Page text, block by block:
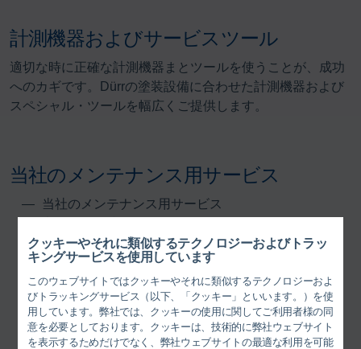
クッキーやそれに類似するテクノロジーおよびトラッ
キングサービスを使用しています
このウェブサイトではクッキーやそれに類似するテクノロジーおよ
びトラッキングサービス（以下、「クッキー」といいます。）を使
用しています。弊社では、クッキーの使用に関してご利用者様の同
意を必要としております。クッキーは、技術的に弊社ウェブサイト
を表示するためだけでなく、弊社ウェブサイトの最適な利用を可能
計測機器およびサービスツール
適切な時に正確な計測機器まとツールを使うことが、成功
へのカギです。Dürrの塗装設備に合わせた計測機器および
スペシャル・ツールを幅広くご提供します。
当社のメンテナンス用サービス
当社のメンテナンス用サービス
機械的および電気的なチェックアップ・サービス
サービス契約（メンテナンス、ホットライン）
製品の最適化、モニタリングとサポート
ご依頼に対応するお見積書の作成
現在稼働中工場の刷新と近代化
工程計画およびシミュレーション研究